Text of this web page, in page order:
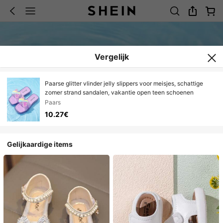
Vergelijk
Paarse glitter vlinder jelly slippers voor meisjes, schattige
zomer strand sandalen, vakantie open teen schoenen
Paars
10.27€
Gelijkaardige items